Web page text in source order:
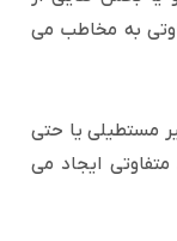
به مخاطب می
مستطیلی یا حتی
ایجاد می